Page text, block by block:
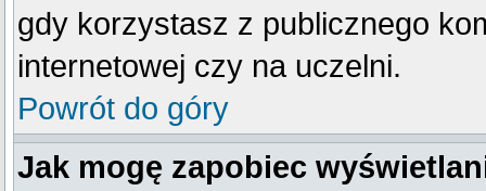
gdy korzystasz z publicznego
internetowej czy na uczelni.
Powrót do góry
Jak mogę zapobiec